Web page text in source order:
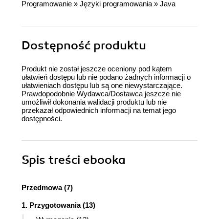
Programowanie » Języki programowania » Java
Dostępność produktu
Produkt nie został jeszcze oceniony pod kątem
ułatwień dostępu lub nie podano żadnych informacji o
ułatwieniach dostępu lub są one niewystarczające.
Prawdopodobnie Wydawca/Dostawca jeszcze nie
umożliwił dokonania walidacji produktu lub nie
przekazał odpowiednich informacji na temat jego
dostępności.
Spis treści ebooka
Przedmowa (7)
1. Przygotowania (13)